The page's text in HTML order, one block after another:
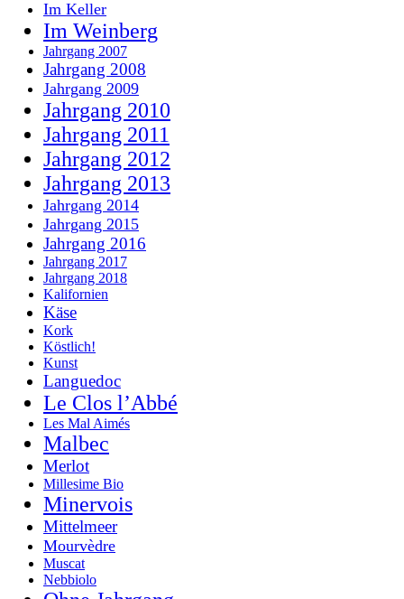
Im Keller
Im Weinberg
Jahrgang 2007
Jahrgang 2008
Jahrgang 2009
Jahrgang 2010
Jahrgang 2011
Jahrgang 2012
Jahrgang 2013
Jahrgang 2014
Jahrgang 2015
Jahrgang 2016
Jahrgang 2017
Jahrgang 2018
Kalifornien
Käse
Kork
Köstlich!
Kunst
Languedoc
Le Clos l’Abbé
Les Mal Aimés
Malbec
Merlot
Millesime Bio
Minervois
Mittelmeer
Mourvèdre
Muscat
Nebbiolo